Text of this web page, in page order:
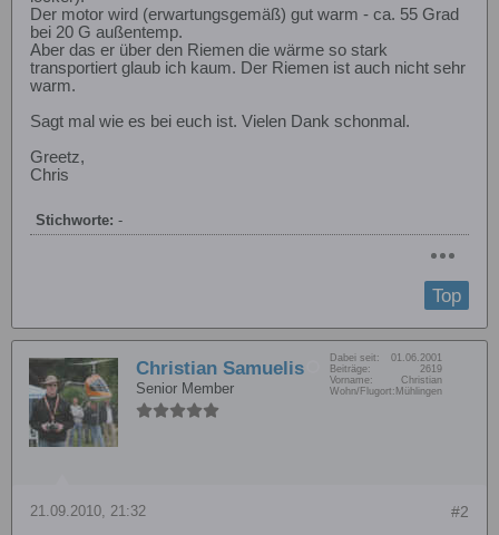
Der motor wird (erwartungsgemäß) gut warm - ca. 55 Grad
bei 20 G außentemp.
Aber das er über den Riemen die wärme so stark
transportiert glaub ich kaum. Der Riemen ist auch nicht sehr
warm.
Sagt mal wie es bei euch ist. Vielen Dank schonmal.
Greetz,
Chris
Stichworte: -
Top
Christian Samuelis
Senior Member
Dabei seit:
01.06.2001
Beiträge:
2619
Vorname:
Christian
Wohn/Flugort: Mühlingen
#2
21.09.2010, 21:32